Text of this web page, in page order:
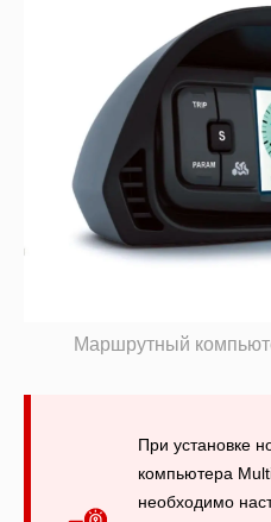
Маршрутный
При установке
компьютера
необходимо